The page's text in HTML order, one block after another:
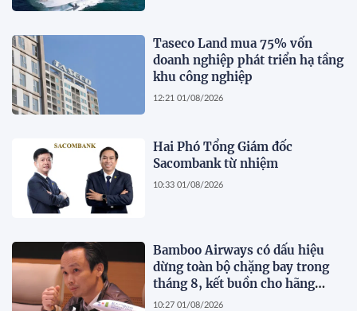
Taseco Land mua 75% vốn
doanh nghiệp phát triển hạ tầng
khu công nghiệp
12:21 01/08/2026
Hai Phó Tổng Giám đốc
Sacombank từ nhiệm
10:33 01/08/2026
Bamboo Airways có dấu hiệu
dừng toàn bộ chặng bay trong
tháng 8, kết buồn cho hãng
hàng không do ông Trịnh Văn
10:27 01/08/2026